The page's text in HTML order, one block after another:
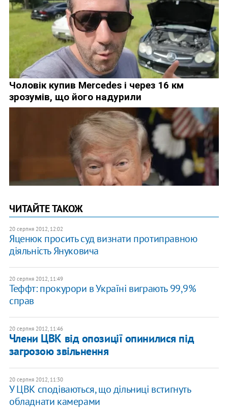
ЧИТАЙТЕ ТАКОЖ
20 серпня 2012, 12:02
Яценюк просить суд визнати протиправною
діяльність Януковича
20 серпня 2012, 11:49
Теффт: прокурори в Україні виграють 99,9%
справ
20 серпня 2012, 11:46
Члени ЦВК від опозиції опинилися під
загрозою звільнення
20 серпня 2012, 11:30
У ЦВК сподіваються, що дільниці встигнуть
обладнати камерами